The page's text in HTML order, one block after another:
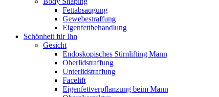
Fettabsaugung
Gewebestraffung
Eigenfettbehandlung
Schönheit für Ihn
Gesicht
Endoskopisches Stirnlifting Mann
Oberlidstraffung
Unterlidstraffung
Facelift
Eigenfettverpflanzung beim Mann